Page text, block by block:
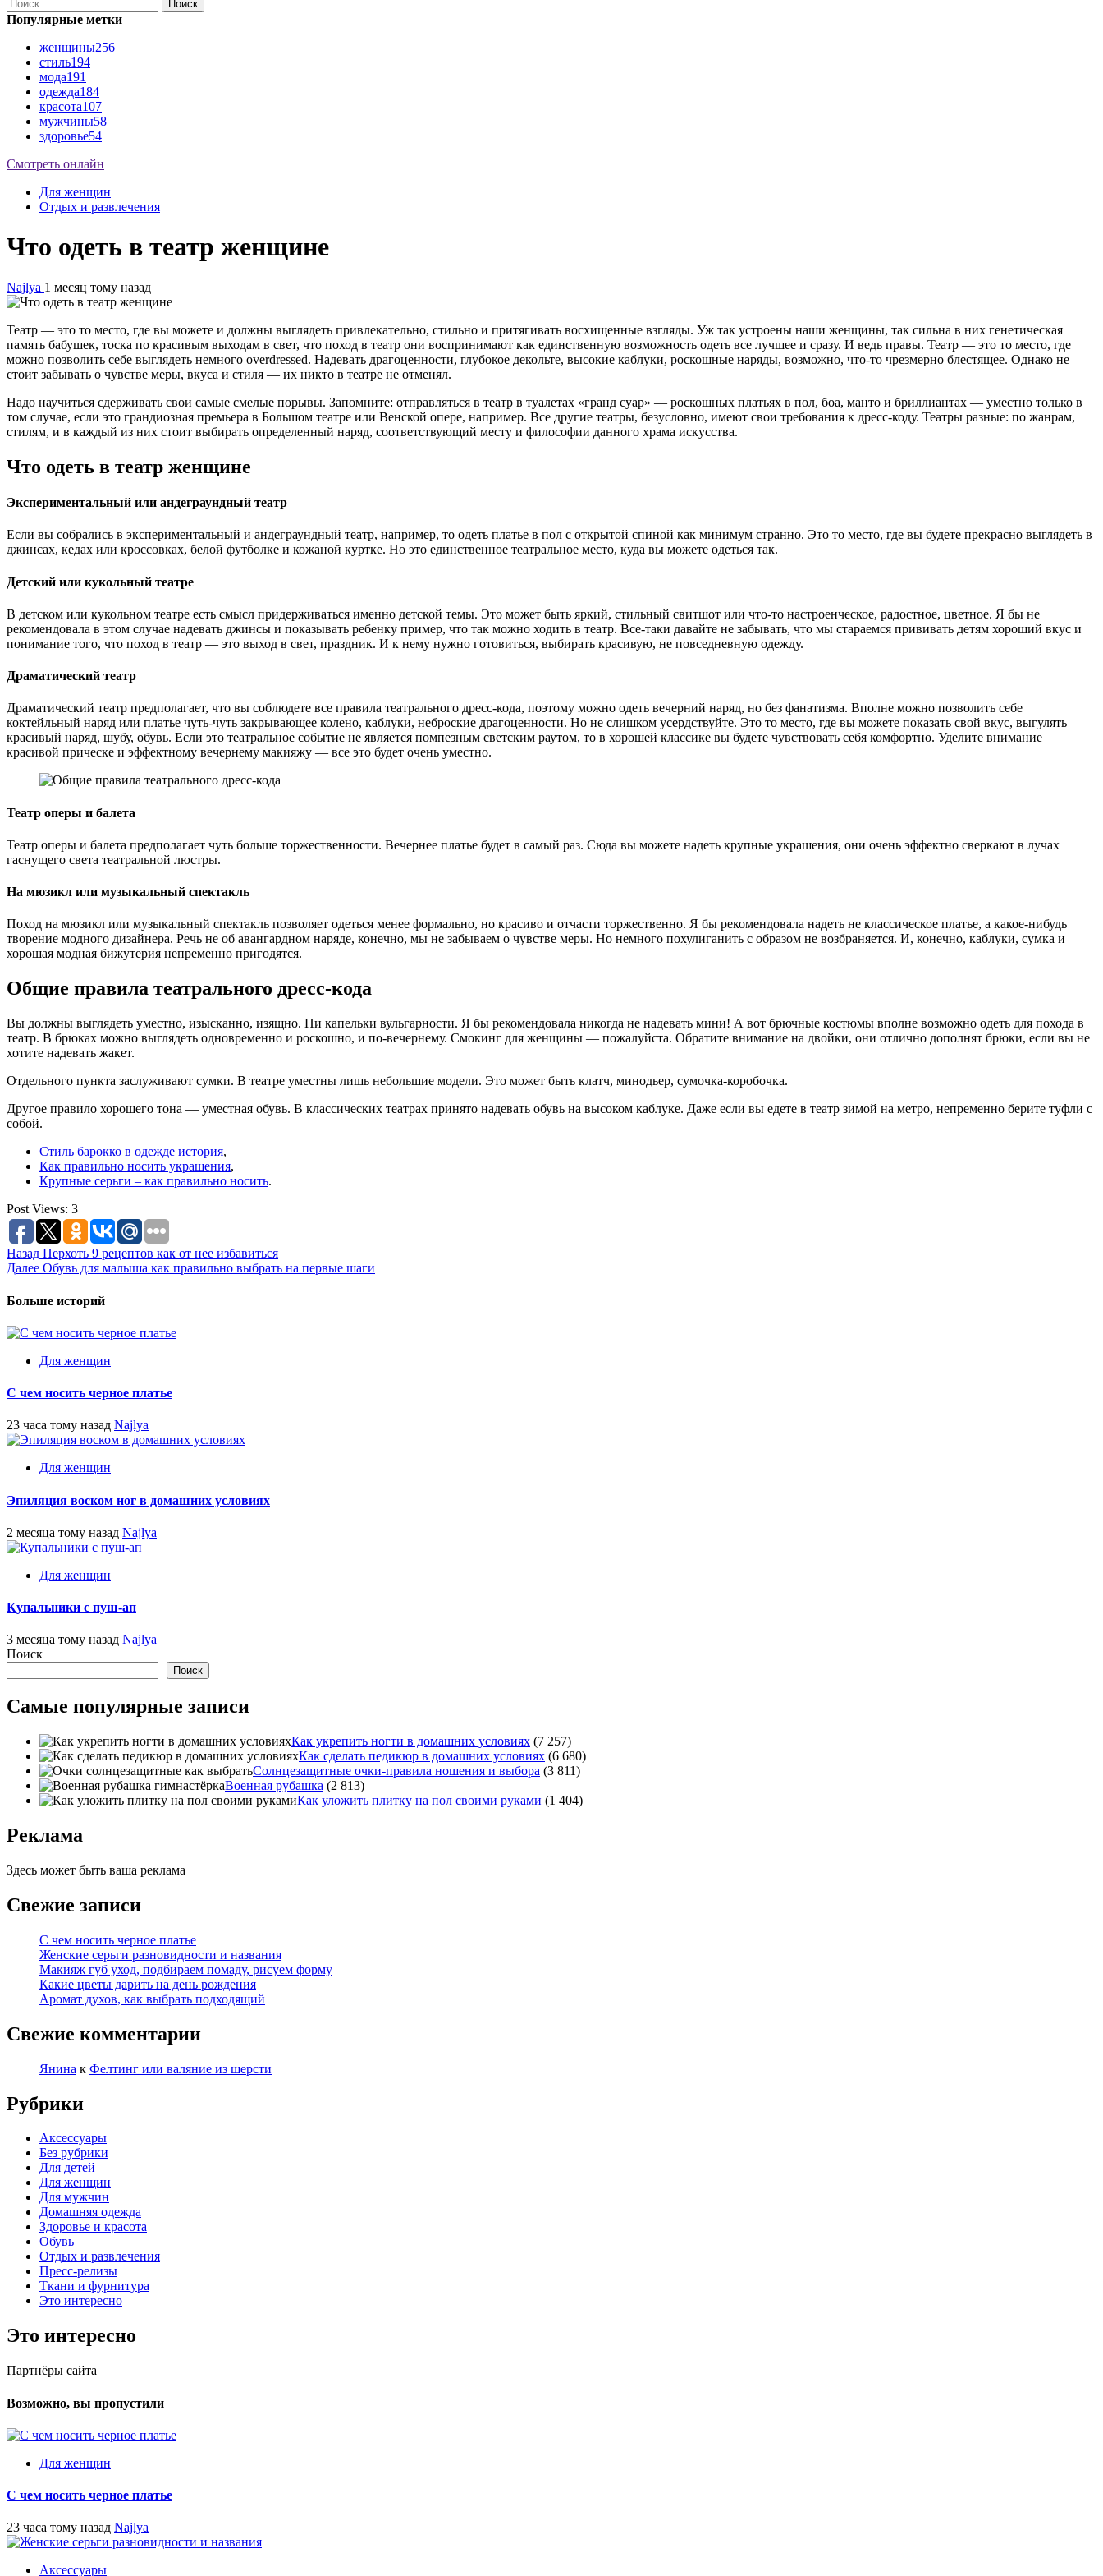
Популярные метки
женщины256
стиль194
мода191
одежда184
красота107
мужчины58
здоровье54
Смотреть онлайн
Для женщин
Отдых и развлечения
Что одеть в театр женщине
Najlya 1 месяц тому назад
Театр — это то место, где вы можете и должны выглядеть привлекательно, стильно и притягивать восхищенные взгляды. Уж так устроены наши женщины, так сильна в них генетическая
память бабушек, тоска по красивым выходам в свет, что поход в театр они воспринимают как единственную возможность одеть все лучшее и сразу. И ведь правы. Театр — это то место, где
можно позволить себе выглядеть немного overdressed. Надевать драгоценности, глубокое декольте, высокие каблуки, роскошные наряды, возможно, что-то чрезмерно блестящее. Однако не
стоит забывать о чувстве меры, вкуса и стиля — их никто в театре не отменял.
Надо научиться сдерживать свои самые смелые порывы. Запомните: отправляться в театр в туалетах «гранд суар» — роскошных платьях в пол, боа, манто и бриллиантах — уместно только в
том случае, если это грандиозная премьера в Большом театре или Венской опере, например. Все другие театры, безусловно, имеют свои требования к дресс-коду. Театры разные: по жанрам,
стилям, и в каждый из них стоит выбирать определенный наряд, соответствующий месту и философии данного храма искусства.
Что одеть в театр женщине
Экспериментальный или андеграундный театр
Если вы собрались в экспериментальный и андеграундный театр, например, то одеть платье в пол с открытой спиной как минимум странно. Это то место, где вы будете прекрасно выглядеть в
джинсах, кедах или кроссовках, белой футболке и кожаной куртке. Но это единственное театральное место, куда вы можете одеться так.
Детский или кукольный театре
В детском или кукольном театре есть смысл придерживаться именно детской темы. Это может быть яркий, стильный свитшот или что-то настроенческое, радостное, цветное. Я бы не
рекомендовала в этом случае надевать джинсы и показывать ребенку пример, что так можно ходить в театр. Все-таки давайте не забывать, что мы стараемся прививать детям хороший вкус и
понимание того, что поход в театр — это выход в свет, праздник. И к нему нужно готовиться, выбирать красивую, не повседневную одежду.
Драматический театр
Драматический театр предполагает, что вы соблюдете все правила театрального дресс-кода, поэтому можно одеть вечерний наряд, но без фанатизма. Вполне можно позволить себе
коктейльный наряд или платье чуть-чуть закрывающее колено, каблуки, неброские драгоценности. Но не слишком усердствуйте. Это то место, где вы можете показать свой вкус, выгулять
красивый наряд, шубу, обувь. Если это театральное событие не является помпезным светским раутом, то в хорошей классике вы будете чувствовать себя комфортно. Уделите внимание
красивой прическе и эффектному вечернему макияжу — все это будет очень уместно.
Театр оперы и балета
Театр оперы и балета предполагает чуть больше торжественности. Вечернее платье будет в самый раз. Сюда вы можете надеть крупные украшения, они очень эффектно сверкают в лучах
гаснущего света театральной люстры.
На мюзикл или музыкальный спектакль
Поход на мюзикл или музыкальный спектакль позволяет одеться менее формально, но красиво и отчасти торжественно. Я бы рекомендовала надеть не классическое платье, а какое-нибудь
творение модного дизайнера. Речь не об авангардном наряде, конечно, мы не забываем о чувстве меры. Но немного похулиганить с образом не возбраняется. И, конечно, каблуки, сумка и
хорошая модная бижутерия непременно пригодятся.
Общие правила театрального дресс-кода
Вы должны выглядеть уместно, изысканно, изящно. Ни капельки вульгарности. Я бы рекомендовала никогда не надевать мини! А вот брючные костюмы вполне возможно одеть для похода в
театр. В брюках можно выглядеть одновременно и роскошно, и по-вечернему. Смокинг для женщины — пожалуйста. Обратите внимание на двойки, они отлично дополнят брюки, если вы не
хотите надевать жакет.
Отдельного пункта заслуживают сумки. В театре уместны лишь небольшие модели. Это может быть клатч, минодьер, сумочка-коробочка.
Другое правило хорошего тона — уместная обувь. В классических театрах принято надевать обувь на высоком каблуке. Даже если вы едете в театр зимой на метро, непременно берите туфли с
собой.
Стиль барокко в одежде история,
Как правильно носить украшения,
Крупные серьги – как правильно носить.
Post Views: 3
Post
navigation
Назад Перхоть 9 рецептов как от нее избавиться
Далее Обувь для малыша как правильно выбрать на первые шаги
Больше историй
Для женщин
С чем носить черное платье
23 часа тому назад Najlya
Для женщин
Эпиляция воском ног в домашних условиях
2 месяца тому назад Najlya
Для женщин
Купальники с пуш-ап
3 месяца тому назад Najlya
Поиск
Поиск
Самые популярные записи
Как укрепить ногти в домашних условиях (7 257)
Как сделать педикюр в домашних условиях (6 680)
Солнцезащитные очки-правила ношения и выбора (3 811)
Военная рубашка (2 813)
Как уложить плитку на пол своими руками (1 404)
Реклама
Здесь может быть ваша реклама
Свежие записи
С чем носить черное платье
Женские серьги разновидности и названия
Макияж губ уход, подбираем помаду, рисуем форму
Какие цветы дарить на день рождения
Аромат духов, как выбрать подходящий
Свежие комментарии
Янина к Фелтинг или валяние из шерсти
Рубрики
Аксессуары
Без рубрики
Для детей
Для женщин
Для мужчин
Домашняя одежда
Здоровье и красота
Обувь
Отдых и развлечения
Пресс-релизы
Ткани и фурнитура
Это интересно
Это интересно
Партнёры сайта
Возможно, вы пропустили
Для женщин
С чем носить черное платье
23 часа тому назад Najlya
Аксессуары